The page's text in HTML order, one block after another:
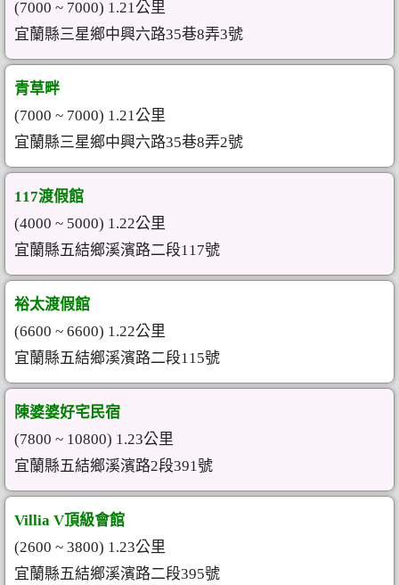
(7000 ~ 7000) 1.21公里
宜蘭縣三星鄉中興六路35巷8弄3號
青草畔
(7000 ~ 7000) 1.21公里
宜蘭縣三星鄉中興六路35巷8弄2號
117渡假館
(4000 ~ 5000) 1.22公里
宜蘭縣五結鄉溪濱路二段117號
裕太渡假館
(6600 ~ 6600) 1.22公里
宜蘭縣五結鄉溪濱路二段115號
陳婆婆好宅民宿
(7800 ~ 10800) 1.23公里
宜蘭縣五結鄉溪濱路2段391號
Villia V頂級會館
(2600 ~ 3800) 1.23公里
宜蘭縣五結鄉溪濱路二段395號